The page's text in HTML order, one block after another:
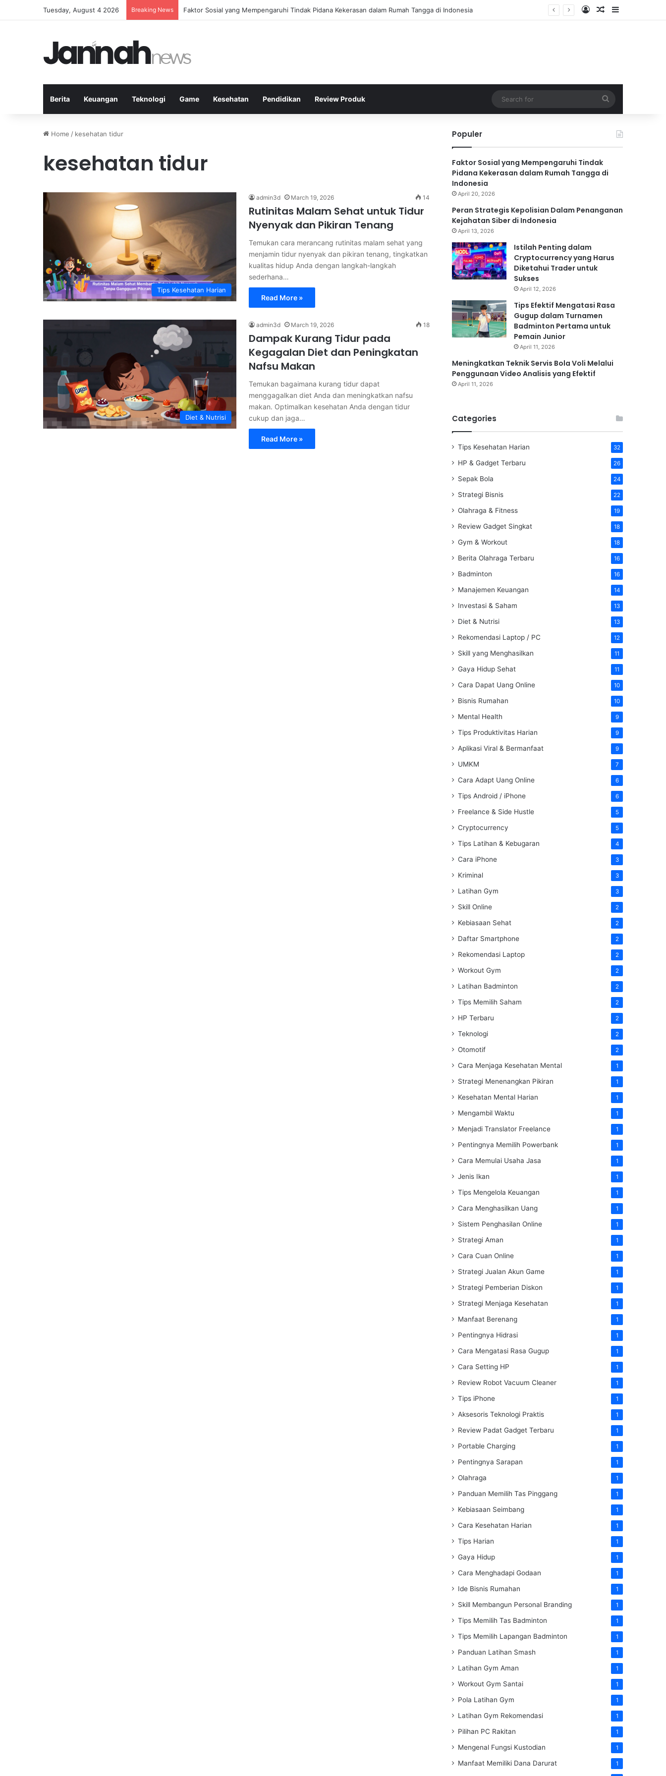
Tuesday, August 4 2026 Breaking News Peran Strategis Kepolisian Dalam Penanganan Kejahatan Siber di Indonesia Log InRandom Article
Sidebar
Berita Keuangan Teknologi Game Kesehatan Pendidikan Review Produk
for
Home / kesehatan tidur
kesehatan tidur
Tips Kesehatan Harian
admin3d March 19, 2026 14
Rutinitas Malam Sehat untuk Tidur
Nyenyak dan Pikiran Tenang
Temukan cara merancang rutinitas malam sehat yang
menjamin tidur nyenyak dan pikiran tenang, tingkatkan
kualitas hidup Anda dengan langkah-langkah
sederhana…
Read More »
Diet & Nutrisi
admin3d March 19, 2026 18
Dampak Kurang Tidur pada
Kegagalan Diet dan Peningkatan
Nafsu Makan
Temukan bagaimana kurang tidur dapat
menggagalkan diet Anda dan meningkatkan nafsu
makan. Optimalkan kesehatan Anda dengan tidur
cukup dan jaga…
Read More »
Populer
Faktor Sosial yang Mempengaruhi Tindak
Pidana Kekerasan dalam Rumah Tangga di
Indonesia
April 20, 2026
Peran Strategis Kepolisian Dalam Penanganan
Kejahatan Siber di Indonesia
April 13, 2026
Istilah Penting dalam
Cryptocurrency yang Harus
Diketahui Trader untuk
Sukses
April 12, 2026
Tips Efektif Mengatasi Rasa
Gugup dalam Turnamen
Badminton Pertama untuk
Pemain Junior
April 11, 2026
Meningkatkan Teknik Servis Bola Voli Melalui
Penggunaan Video Analisis yang Efektif
April 11, 2026
Categories
Tips Kesehatan Harian 32
HP & Gadget Terbaru 26
Sepak Bola 24
Strategi Bisnis 22
Olahraga & Fitness 19
Review Gadget Singkat 18
Gym & Workout 18
Berita Olahraga Terbaru 16
Badminton 16
Manajemen Keuangan 14
Investasi & Saham 13
Diet & Nutrisi 13
Rekomendasi Laptop / PC 12
Skill yang Menghasilkan 11
Gaya Hidup Sehat 11
Cara Dapat Uang Online 10
Bisnis Rumahan 10
Mental Health 9
Tips Produktivitas Harian 9
Aplikasi Viral & Bermanfaat 9
UMKM 7
Cara Adapt Uang Online 6
Tips Android / iPhone 6
Freelance & Side Hustle 5
Cryptocurrency 5
Tips Latihan & Kebugaran 4
Cara iPhone 3
Kriminal 3
Latihan Gym 3
Skill Online 2
Kebiasaan Sehat 2
Daftar Smartphone 2
Rekomendasi Laptop 2
Workout Gym 2
Latihan Badminton 2
Tips Memilih Saham 2
HP Terbaru 2
Teknologi 2
Otomotif 2
Cara Menjaga Kesehatan Mental 1
Strategi Menenangkan Pikiran 1
Kesehatan Mental Harian 1
Mengambil Waktu 1
Menjadi Translator Freelance 1
Pentingnya Memilih Powerbank 1
Cara Memulai Usaha Jasa 1
Jenis Ikan 1
Tips Mengelola Keuangan 1
Cara Menghasilkan Uang 1
Sistem Penghasilan Online 1
Strategi Aman 1
Cara Cuan Online 1
Strategi Jualan Akun Game 1
Strategi Pemberian Diskon 1
Strategi Menjaga Kesehatan 1
Manfaat Berenang 1
Pentingnya Hidrasi 1
Cara Mengatasi Rasa Gugup 1
Cara Setting HP 1
Review Robot Vacuum Cleaner 1
Tips iPhone 1
Aksesoris Teknologi Praktis 1
Review Padat Gadget Terbaru 1
Portable Charging 1
Pentingnya Sarapan 1
Olahraga 1
Panduan Memilih Tas Pinggang 1
Kebiasaan Seimbang 1
Cara Kesehatan Harian 1
Tips Harian 1
Gaya Hidup 1
Cara Menghadapi Godaan 1
Ide Bisnis Rumahan 1
Skill Membangun Personal Branding 1
Tips Memilih Tas Badminton 1
Tips Memilih Lapangan Badminton 1
Panduan Latihan Smash 1
Latihan Gym Aman 1
Workout Gym Santai 1
Pola Latihan Gym 1
Latihan Gym Rekomendasi 1
Pilihan PC Rakitan 1
Mengenal Fungsi Kustodian 1
Manfaat Memiliki Dana Darurat 1